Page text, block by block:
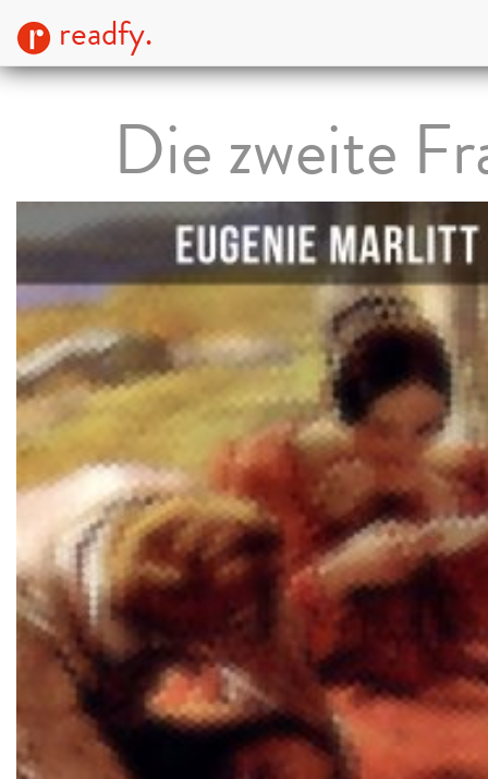
readfy.
Die zweite